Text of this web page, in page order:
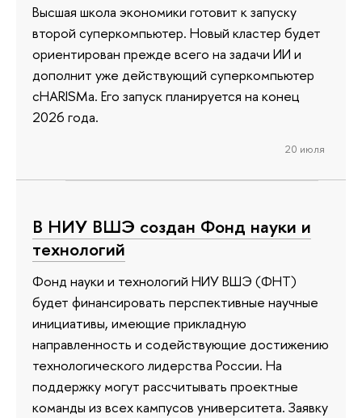
Высшая школа экономики готовит к запуску
второй суперкомпьютер. Новый кластер будет
ориентирован прежде всего на задачи ИИ и
дополнит уже действующий суперкомпьютер
cHARISMa. Его запуск планируется на конец
2026 года.
20 июля
В НИУ ВШЭ создан Фонд науки и
технологий
Фонд науки и технологий НИУ ВШЭ (ФНТ)
будет финансировать перспективные научные
инициативы, имеющие прикладную
направленность и содействующие достижению
технологического лидерства России. На
поддержку могут рассчитывать проектные
команды из всех кампусов университета. Заявку